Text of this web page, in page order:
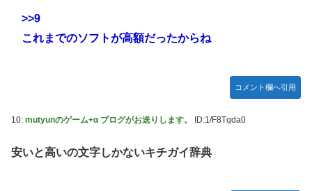
メトロイドプライム4 新品が2999円に…
【デレマス】 橘ありす「あなたの瞳には」
上國料萌衣ちゃん、留学中にマックのバイトに応募するも書
【VTuber】Google Play「選抜！推しナイン発表会」出演
>>9
これまでのソフトが高額だったからね
コメント欄へ引用
10: mutyunのゲーム+α ブログがお送りします。 ID:1/F8Tqda0
安いと高いの文字しかないキチガイ辞典